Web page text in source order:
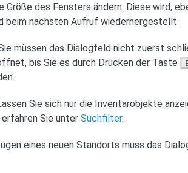
Größe des Fensters ändern. Diese wird,
beim nächsten Aufruf wiederhergestellt.
müssen das Dialogfeld nicht zuerst
bis Sie es durch Drücken der Taste
Sie sich nur die Inventarobjekte
Sie unterSuchfilter.
eines neuen Standorts muss das